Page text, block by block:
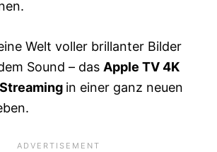
Welt voller brillanter Bilder
Sound – das Apple TV 4K
Streaming in einer ganz neuen